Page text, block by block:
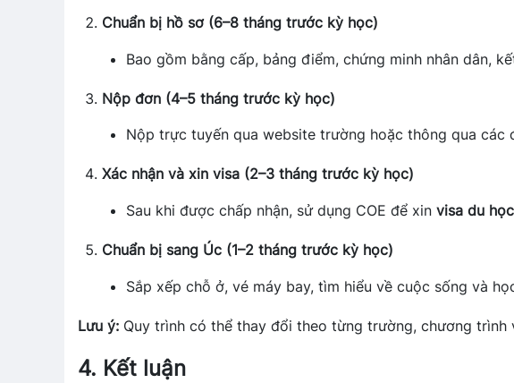
Chuẩn bị hồ sơ (6–8 tháng trước kỳ học)
Bao gồm bằng cấp, bảng điểm, chứng minh nhân dân,
Nộp đơn (4–5 tháng trước kỳ học)
Nộp trực tuyến qua website trường hoặc thông qua các
Xác nhận và xin visa (2–3 tháng trước kỳ học)
Sau khi được chấp nhận, sử dụng COE để xinvisa du
Chuẩn bị sang Úc (1–2 tháng trước kỳ học)
Sắp xếp chỗ ở, vé máy bay, tìm hiểu về cuộc sống và
Lưu ý: Quy trình có thể thay đổi theo từng trường, chương trình
4. Kết luận